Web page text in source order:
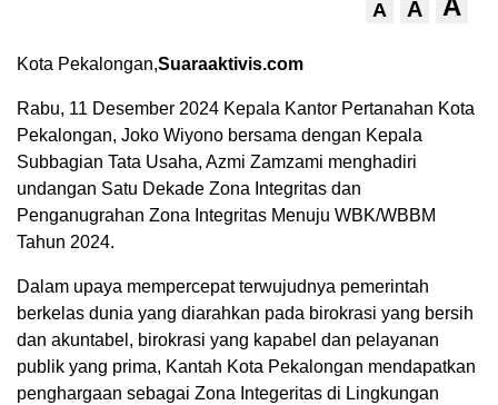
A A A
Kota Pekalongan,Suaraaktivis.com
Rabu, 11 Desember 2024 Kepala Kantor Pertanahan Kota
Pekalongan, Joko Wiyono bersama dengan Kepala
Subbagian Tata Usaha, Azmi Zamzami menghadiri
undangan Satu Dekade Zona Integritas dan
Penganugrahan Zona Integritas Menuju WBK/WBBM
Tahun 2024.
Dalam upaya mempercepat terwujudnya pemerintah
berkelas dunia yang diarahkan pada birokrasi yang bersih
dan akuntabel, birokrasi yang kapabel dan pelayanan
publik yang prima, Kantah Kota Pekalongan mendapatkan
penghargaan sebagai Zona Integeritas di Lingkungan